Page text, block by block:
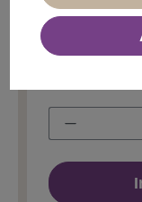
14,99 €*
* Preise inkl.
Sofort